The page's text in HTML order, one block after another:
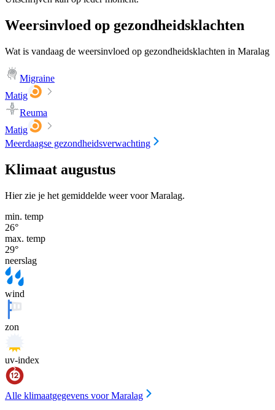
Weersinvloed op gezondheidsklachten
Wat is vandaag de weersinvloed op gezondheidsklachten in Maralag
Migraine
Matig
Reuma
Matig
Meerdaagse gezondheidsverwachting
Klimaat augustus
Hier zie je het gemiddelde weer voor Maralag.
min. temp
26°
max. temp
29°
neerslag
wind
zon
uv-index
Alle klimaatgegevens voor Maralag